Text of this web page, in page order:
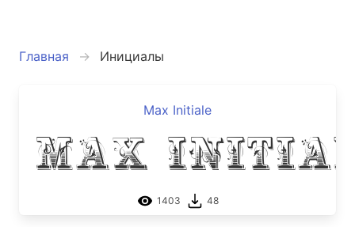
Главная Инициалы
Max Initiale
Max
1403 48